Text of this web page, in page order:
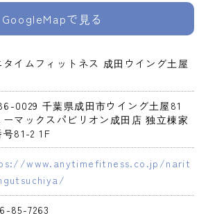
GoogleMapで見る
タイムフィットネス 成田ウイング土屋
0029 千葉県成田市ウイング土屋81
ーマックスパビリオン成田店 独立棟家
号81-2 1F
www.anytimefitness.co.jp/narit
85-7263